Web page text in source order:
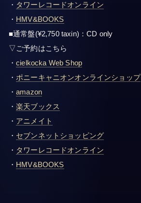
・ タワーレコードオンライン
・ HMV&BOOKS
■通常盤(¥2,750 taxin)：CD only
▽ご予約はこちら
・cielkocka Web Shop
・ ポニーキャニオンオンラインショップ
・amazon
・楽天ブックス
・ アニメイト
・ セブンネットショッピング
・ タワーレコードオンライン
・ HMV&BOOKS